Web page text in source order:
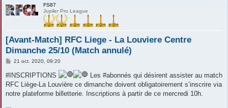
FS87
Jupiler Pro League
[Avant-Match] RFC Liege - La Louviere Centre
Dimanche 25/10 (Match annulé)
M
s
s
a
g
e
21 oct. 2020, 09:20
#INSCRIPTIONS
Les #abonnés qui désirent assister au match
RFC Liège-La Louvière ce dimanche doivent obligatoirement s’inscrire via
notre plateforme billetterie. Inscriptions à partir de ce mercredi 10h.